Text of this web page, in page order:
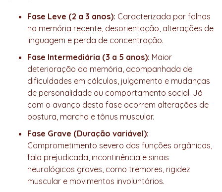
Fase Leve (2 a 3 anos): Caracterizada por falhas
na memória recente, desorientação, alterações de
linguagem e perda de concentração.
Fase Intermediária (3 a 5 anos): Maior
deterioração da memória, acompanhada de
dificuldades em cálculos, julgamento e mudanças
de personalidade ou comportamento social. Já
com o avanço desta fase ocorrem alterações de
postura, marcha e tônus muscular.
Fase Grave (Duração variável):
Comprometimento severo das funções orgânicas,
fala prejudicada, incontinência e sinais
neurológicos graves, como tremores, rigidez
muscular e movimentos involuntários.